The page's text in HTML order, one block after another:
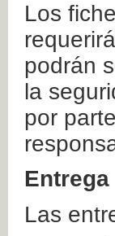
Los
podrán
la
por
Entrega
Las